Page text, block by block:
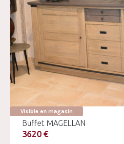
Visible en magasin
Buffet MAGELLAN
3620 €